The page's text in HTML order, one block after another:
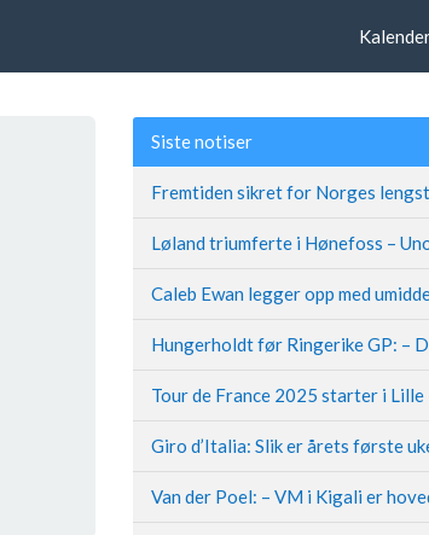
Siste notiser
Giro d’Italia: Slik er årets første